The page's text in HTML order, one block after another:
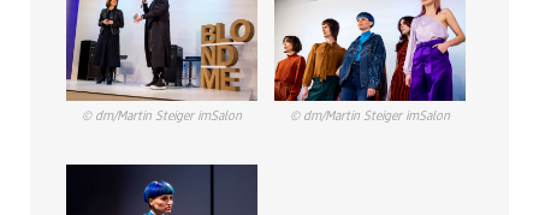
© dm/Martin Steiger imSalon © dm/Martin Steiger imSalon